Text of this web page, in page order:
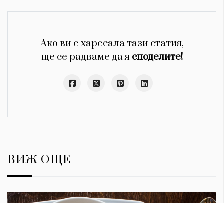
Ако ви е харесала тази статия,
ще се радваме да я споделите!
ВИЖ ОЩЕ